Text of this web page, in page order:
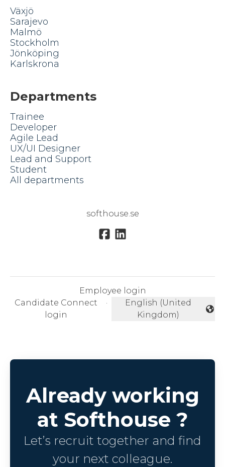
Växjö
Sarajevo
Malmö
Stockholm
Jönköping
Karlskrona
Departments
Trainee
Developer
Agile Lead
UX/UI Designer
Lead and Support
Student
All departments
softhouse.se
Employee login
Candidate Connect
login
·
Change language
English (United
Kingdom)
Already working
at Softhouse ?
Let’s recruit together and find
your next colleague.